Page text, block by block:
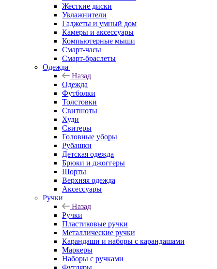
Жесткие диски
Увлажнители
Гаджеты и умный дом
Камеры и аксессуары
Компьютерные мыши
Смарт-часы
Смарт-браслеты
Одежда
Назад
Одежда
Футболки
Толстовки
Свитшоты
Худи
Свитеры
Головные уборы
Рубашки
Детская одежда
Брюки и джоггеры
Шорты
Верхняя одежда
Аксессуары
Ручки
Назад
Ручки
Пластиковые ручки
Металлические ручки
Карандаши и наборы с карандашами
Маркеры
Наборы с ручками
Футляры